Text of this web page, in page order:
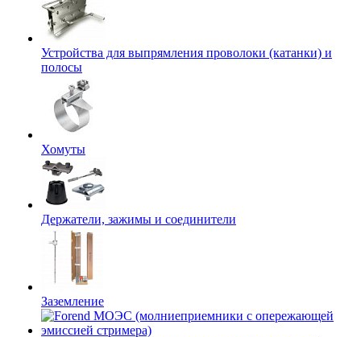
Устройства для выпрямления проволоки (катанки) и
полосы
Хомуты
Держатели, зажимы и соединители
Заземление